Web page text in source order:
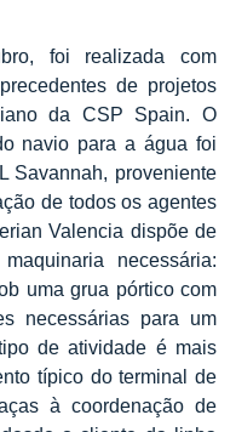
foi realizada com
de projetos
da CSP Spain. O
navio para a água foi
Savannah, proveniente
de todos os agentes
Valencia dispõe de
necessária:
uma grua pórtico com
necessárias para um
de atividade é mais
típico do terminal de
à coordenação de